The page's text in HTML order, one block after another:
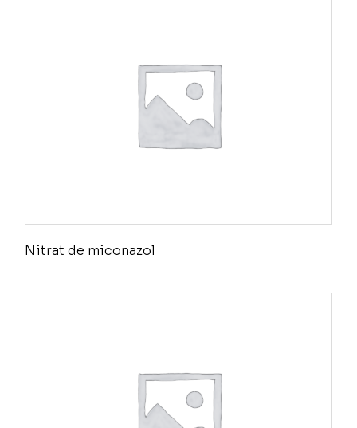
Nitrat de miconazol